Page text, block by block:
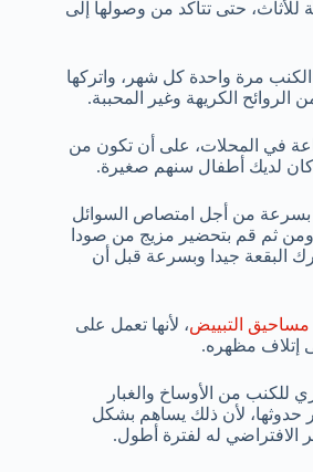
للأثاث، حتى تتأكد من وصولها إلى
مرة واحدة كل شهر، واتركها
الكريهة وغير المحببة.
في المحلات، على أن تكون من
كان لديك أطفال سنهم صغيرة.
بسرعة من أجل امتصاص السوائل
ومن ثم قم بتحضير مزيج من صودا
البقعة جيدا وبسرعة قبل أن
مساحيق التبييض، لأنها تعمل على
إتلاف مظهره.
للكنب من الأوساخ والغبار
حدوثها، لأن ذلك يساهم بشكل
الافتراضي له لفترة أطول.